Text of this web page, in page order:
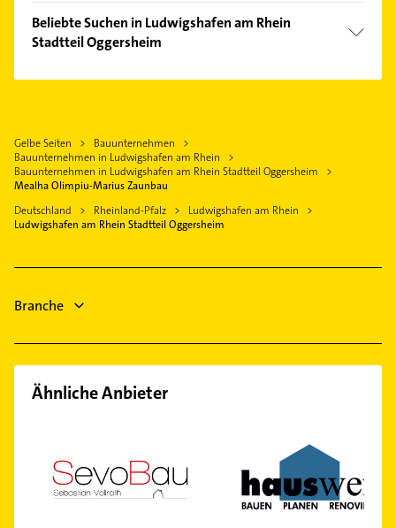
Mundenheim
Ruchheim
Lambsheim
Dannstadt-Schauernheim
Schifferstadt
Altrip
Lampertheim
Dachdecker
Schreiner
Arzt
Elektroinstallation
Elektriker
Elektro Reparatur
Zahnarzt
Beliebte Suchen in Ludwigshafen am Rhein
Stadtteil Oggersheim
Arzt
Elektroinstallation
Elektriker
Elektro Reparatur
Physikalische Therapie
Physiotherapie
Gelbe Seiten
Bauunternehmen
Bauunternehmen in Ludwigshafen am Rhein
Bauunternehmen in Ludwigshafen am Rhein Stadtteil Oggersheim
Mealha Olimpiu-Marius Zaunbau
Deutschland
Rheinland-Pfalz
Ludwigshafen am Rhein
Ludwigshafen am Rhein Stadtteil Oggersheim
Branche
Ähnliche Anbieter